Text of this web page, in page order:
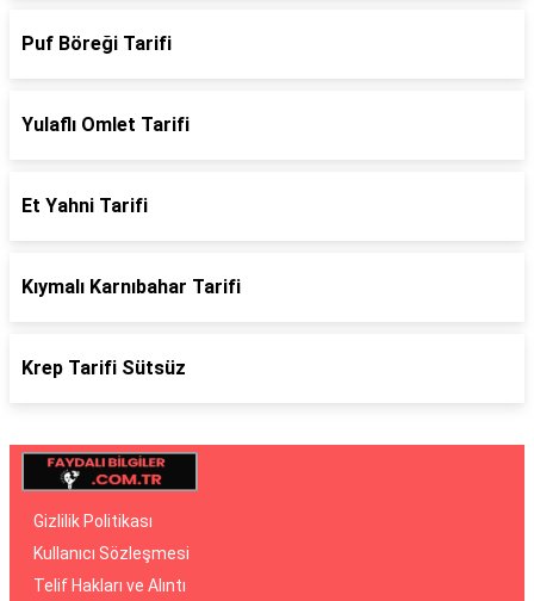
Puf Böreği Tarifi
Yulaflı Omlet Tarifi
Et Yahni Tarifi
Kıymalı Karnıbahar Tarifi
Krep Tarifi Sütsüz
Gizlilik Politikası
Kullanıcı Sözleşmesi
Telif Hakları ve Alıntı